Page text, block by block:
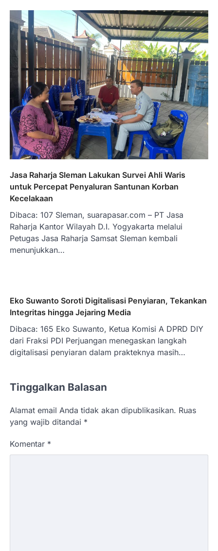
Jasa Raharja Sleman Lakukan Survei Ahli Waris
untuk Percepat Penyaluran Santunan Korban
Kecelakaan
Dibaca: 107 Sleman, suarapasar.com – PT Jasa
Raharja Kantor Wilayah D.I. Yogyakarta melalui
Petugas Jasa Raharja Samsat Sleman kembali
menunjukkan…
Eko Suwanto Soroti Digitalisasi Penyiaran, Tekankan
Integritas hingga Jejaring Media
Dibaca: 165 Eko Suwanto, Ketua Komisi A DPRD DIY
dari Fraksi PDI Perjuangan menegaskan langkah
digitalisasi penyiaran dalam prakteknya masih…
Tinggalkan Balasan
Alamat email Anda tidak akan dipublikasikan. Ruas
yang wajib ditandai *
Komentar *